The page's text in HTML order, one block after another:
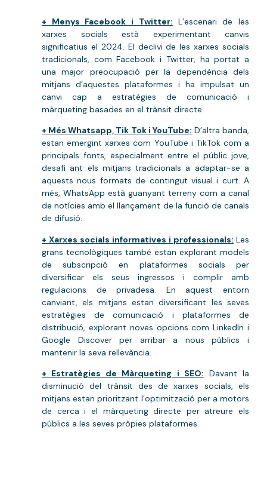
+ Menys Facebook i Twitter: L’escenari de les
xarxes socials està experimentant canvis
significatius el 2024. El declivi de les xarxes socials
tradicionals, com Facebook i Twitter, ha portat a
una major preocupació per la dependència dels
mitjans d’aquestes plataformes i ha impulsat un
canvi cap a estratègies de comunicació i
màrqueting basades en el trànsit directe.
+ Més Whatsapp, Tik Tok i YouTube: D’altra banda,
estan emergint xarxes com YouTube i TikTok com a
principals fonts, especialment entre el públic jove,
desafi ant els mitjans tradicionals a adaptar-se a
aquests nous formats de contingut visual i curt. A
més, WhatsApp està guanyant terreny com a canal
de notícies amb el llançament de la funció de canals
de difusió.
+ Xarxes socials informatives i professionals: Les
grans tecnològiques també estan explorant models
de subscripció en plataformes socials per
diversificar els seus ingressos i complir amb
regulacions de privadesa. En aquest entorn
canviant, els mitjans estan diversificant les seves
estratègies de comunicació i plataformes de
distribució, explorant noves opcions com LinkedIn i
Google Discover per arribar a nous públics i
mantenir la seva rellevància.
+ Estratègies de Màrqueting i SEO: Davant la
disminució del trànsit des de xarxes socials, els
mitjans estan prioritzant l’optimització per a motors
de cerca i el màrqueting directe per atreure els
públics a les seves pròpies plataformes.